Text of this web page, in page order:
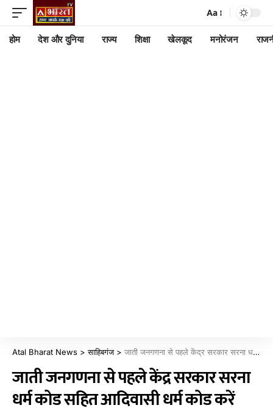
Aa
होम देश और दुनिया राज्य शिक्षा खेलकूद मनोरंजन
Atal Bharat News >साहिबगंज> जाती जनगणना से पहले केंद्र सरकार सरना धर्म कोड सहित आदिवासी धर्म कोड करें लागू, झामुमो ने किया महा धरना प्रदर्शन
जाती जनगणना से पहले केंद्र सरकार सरना
धर्म कोड सहित आदिवासी धर्म कोड करें